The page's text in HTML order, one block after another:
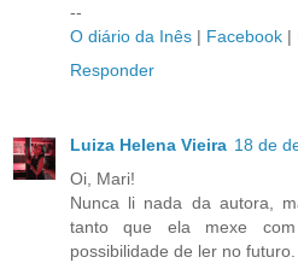
--
O diário da Inês | Facebook |
Responder
Luiza Helena Vieira 18 de
Oi, Mari!
Nunca li nada da autora,
tanto que ela mexe
possibilidade de ler no futuro.